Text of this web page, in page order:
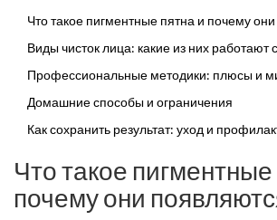
«по шаблону».
Что такое пигментные пятна и почему
Виды чисток лица: какие из них работают
Профессиональные методики: плюсы и
Домашние способы и ограничения
Как сохранить результат: уход и
Что такое пигментные
почему они